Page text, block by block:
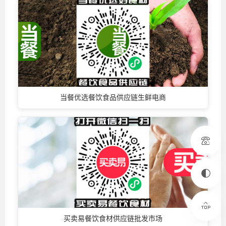
当餐优选餐饮食品供应链生鲜电商
买卖易餐饮食材供应链批发市场